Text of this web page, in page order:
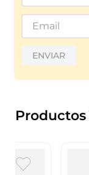
ENVIAR